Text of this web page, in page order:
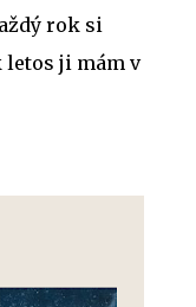
rok si
ji mám v